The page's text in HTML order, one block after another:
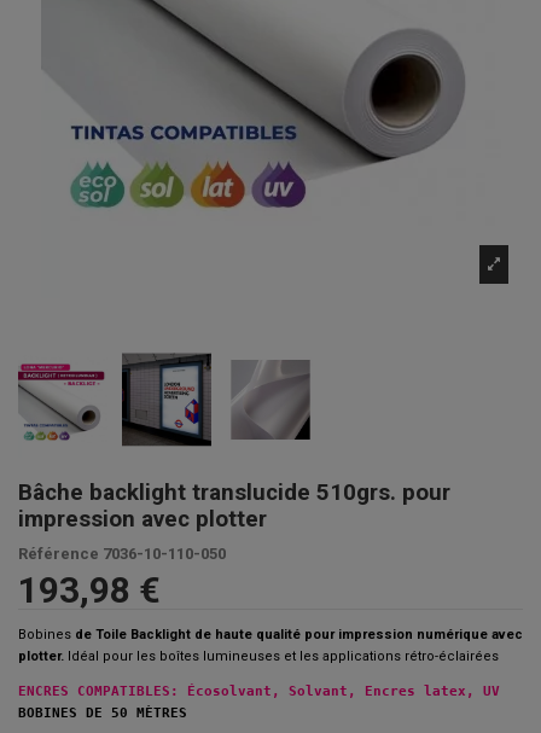
Bâche backlight translucide 510grs. pour
impression avec plotter
Référence 7036-10-110-050
193,98 €
Bobines de Toile Backlight de haute qualité pour impression numérique avec
plotter. Idéal pour les boîtes lumineuses et les applications rétro-éclairées
ENCRES COMPATIBLES: Écosolvant, Solvant, Encres latex, UV
BOBINES DE 50 MÈTRES